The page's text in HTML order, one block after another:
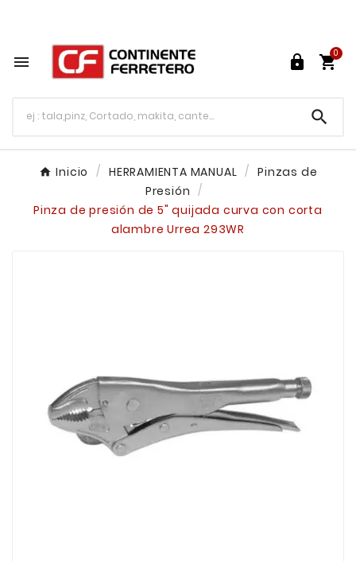
  
0

Inicio HERRAMIENTA MANUAL
Pinzas de
Presión
Pinza de presión de 5" quijada curva con corta
alambre Urrea 293WR